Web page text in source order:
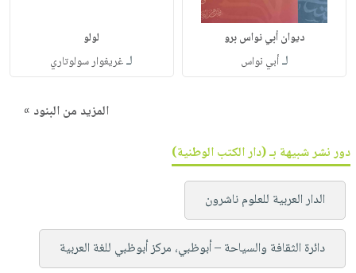
ديوان أبي نواس برو
لـأبي نواس
لولو
لـغريغوار سولوتاري
المزيد من البنود »
دور نشر شبيهة بـ (دار الكتب الوطنية)
الدار العربية للعلوم ناشرون
دائرة الثقافة والسياحة – أبوظبي، مركز أبوظبي للغة العربية